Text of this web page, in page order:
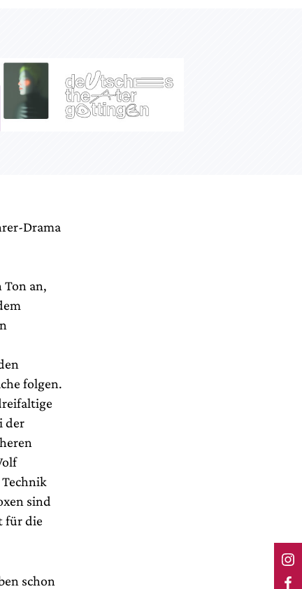
Drama
Ton an,
folgen.
der
sind
für die
schon